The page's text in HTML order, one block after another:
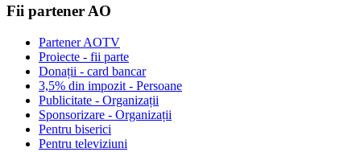
Fii partener AO
Partener AOTV
Proiecte - fii parte
Donații - card bancar
3,5% din impozit - Persoane
Publicitate - Organizații
Sponsorizare - Organizații
Pentru biserici
Pentru televiziuni